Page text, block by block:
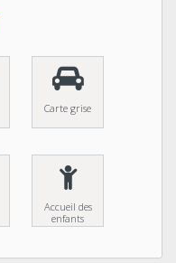
Carte grise
Accueil des
enfants